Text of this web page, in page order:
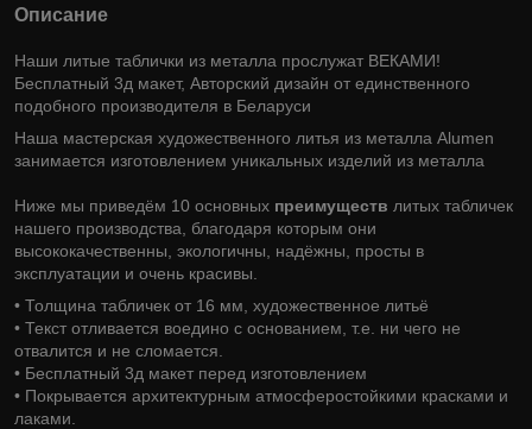
Описание
Наши литые таблички из металла прослужат ВЕКАМИ!
Бесплатный 3д макет, Авторский дизайн от единственного
подобного производителя в Беларуси
Наша мастерская художественного литья из металла Alumen
занимается изготовлением уникальных изделий из металла
Ниже мы приведём 10 основных преимуществ литых табличек
нашего производства, благодаря которым они
высококачественны, экологичны, надёжны, просты в
эксплуатации и очень красивы.
• Толщина табличек от 16 мм, художественное литьё
• Текст отливается воедино с основанием, т.е. ни чего не
отвалится и не сломается.
• Бесплатный 3д макет перед изготовлением
• Покрывается архитектурным атмосферостойкими красками и
лаками.